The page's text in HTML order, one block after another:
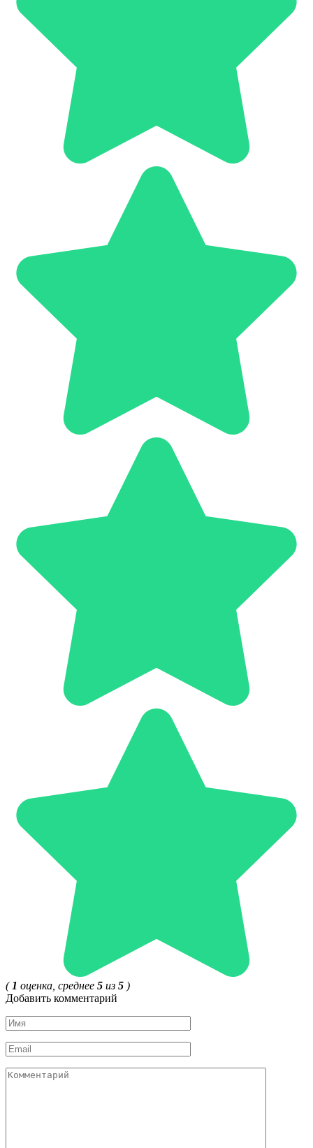
( 1 оценка, среднее 5 из 5 )
Добавить комментарий
Имя
*
Email
*
Комментарий